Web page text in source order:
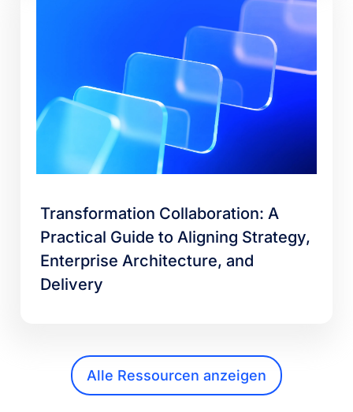
Transformation Collaboration: A
Practical Guide to Aligning Strategy,
Enterprise Architecture, and
Delivery
Alle Ressourcen anzeigen